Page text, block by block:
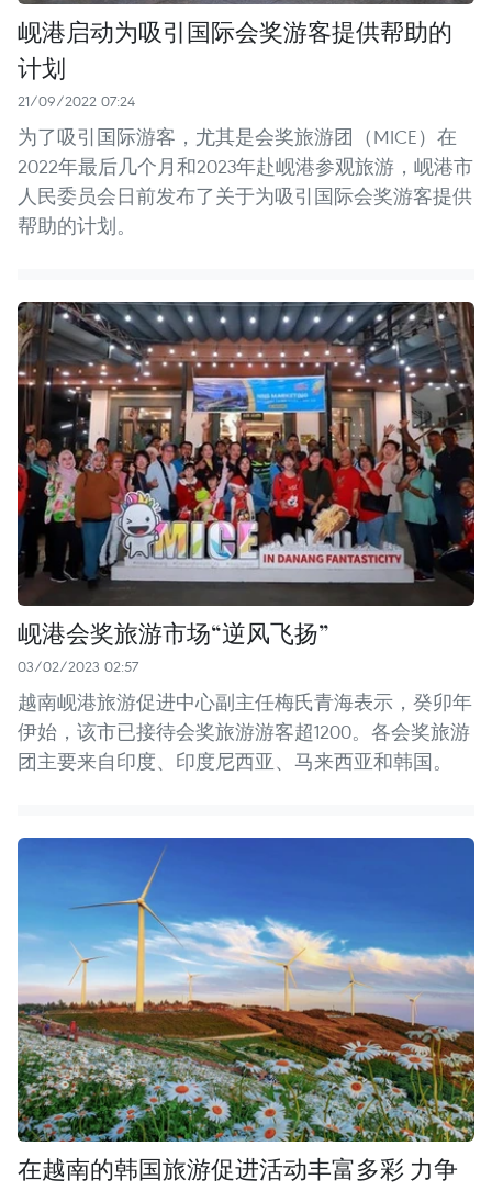
岘港启动为吸引国际会奖游客提供帮助的
计划
21/09/2022 07:24
为了吸引国际游客，尤其是会奖旅游团（MICE）在
2022年最后几个月和2023年赴岘港参观旅游，岘港市
人民委员会日前发布了关于为吸引国际会奖游客提供
帮助的计划。
岘港会奖旅游市场“逆风飞扬”
03/02/2023 02:57
越南岘港旅游促进中心副主任梅氏青海表示，癸卯年
伊始，该市已接待会奖旅游游客超1200。各会奖旅游
团主要来自印度、印度尼西亚、马来西亚和韩国。
在越南的韩国旅游促进活动丰富多彩 力争